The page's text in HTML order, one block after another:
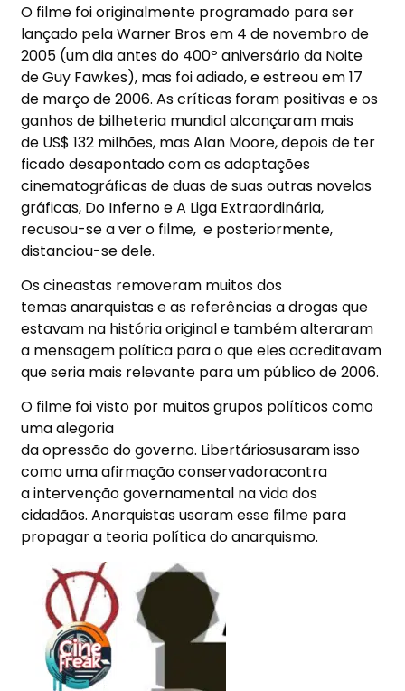
O filme foi originalmente programado para ser
lançado pela Warner Bros em 4 de novembro de
2005 (um dia antes do 400º aniversário da Noite
de Guy Fawkes), mas foi adiado, e estreou em 17
de março de 2006. As críticas foram positivas e os
ganhos de bilheteria mundial alcançaram mais
de US$ 132 milhões, mas Alan Moore, depois de ter
ficado desapontado com as adaptações
cinematográficas de duas de suas outras novelas
gráficas, Do Inferno e A Liga Extraordinária,
recusou-se a ver o filme, e posteriormente,
distanciou-se dele.
Os cineastas removeram muitos dos
temas anarquistas e as referências a drogas que
estavam na história original e também alteraram
a mensagem política para o que eles acreditavam
que seria mais relevante para um público de 2006.
O filme foi visto por muitos grupos políticos como
uma alegoria
da opressão do governo. Libertáriosusaram isso
como uma afirmação conservadoracontra
a intervenção governamental na vida dos
cidadãos. Anarquistas usaram esse filme para
propagar a teoria política do anarquismo.